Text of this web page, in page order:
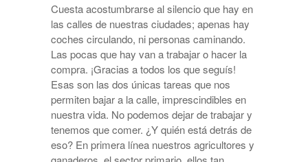
Cuesta acostumbrarse al silencio que hay en
las calles de nuestras ciudades; apenas hay
coches circulando, ni personas caminando.
Las pocas que hay van a trabajar o hacer la
compra. ¡Gracias a todos los que seguís!
Esas son las dos únicas tareas que nos
permiten bajar a la calle, imprescindibles en
nuestra vida. No podemos dejar de trabajar y
tenemos que comer. ¿Y quién está detrás de
eso? En primera línea nuestros agricultores y